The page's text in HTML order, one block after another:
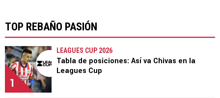
TOP REBAÑO PASIÓN
1
LEAGUES CUP 2026
Tabla de posiciones: Así va Chivas en la
Leagues Cup